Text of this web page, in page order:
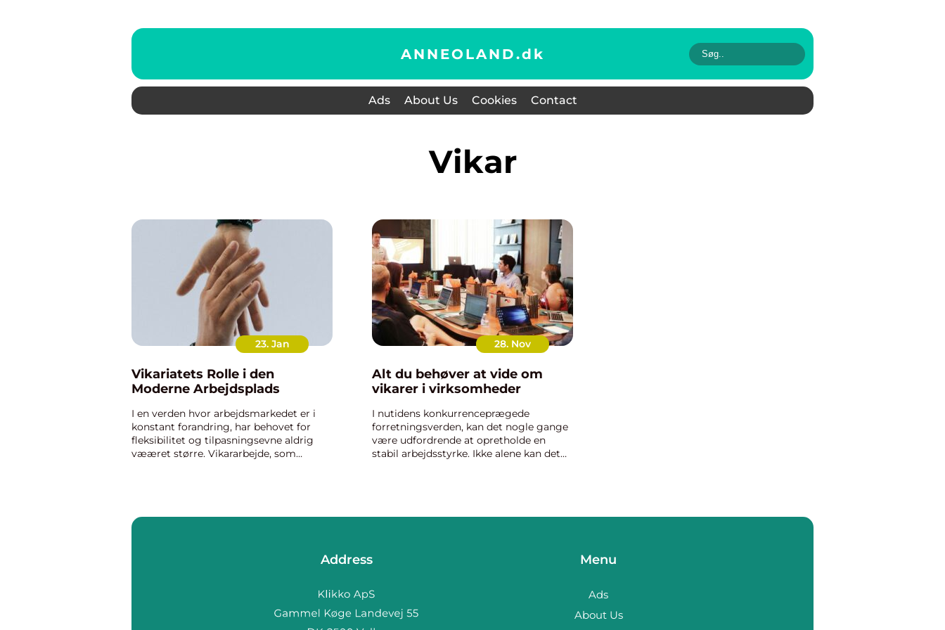
ANNEOLAND.dk
Ads About Us Cookies Contact
vikar
23. Jan
Vikariatets Rolle i den
Moderne Arbejdsplads
I en verden hvor arbejdsmarkedet er i
konstant forandring, har behovet for
fleksibilitet og tilpasningsevne aldrig
vææret større. Vikararbejde, som
28. Nov
Alt du behøver at vide om
vikarer i virksomheder
I nutidens konkurrenceprægede
forretningsverden, kan det nogle gange
være udfordrende at opretholde en
stabil arbejdsstyrke. Ikke alene kan det
Address Menu
Ads
About Us